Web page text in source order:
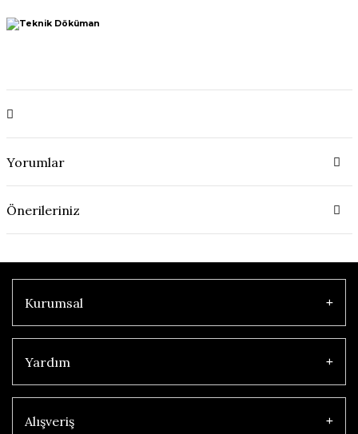
Yorumlar
Önerileriniz
Kurumsal
Yardım
Alışveriş